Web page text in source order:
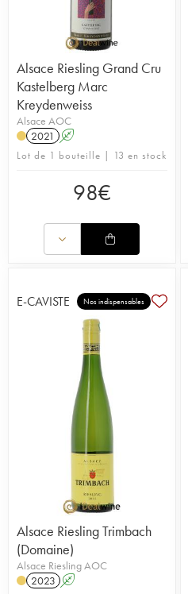
Alsace Riesling Grand Cru
Kastelberg Marc
Kreydenweiss
Alsace AOC
2021
A
Lot de 1 bouteille | 13 en stock
98€
E-CAVISTE Nos indispensables
Alsace Riesling Trimbach
(Domaine)
Alsace Riesling AOC
2023 A